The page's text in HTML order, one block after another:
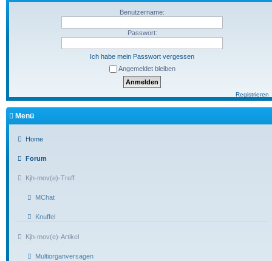
Benutzername:
Passwort:
Ich habe mein Passwort vergessen
Angemeldet bleiben
Registrieren
Menü
Home
Forum
Kjh-mov(e)-Treff
MChat
Knuffel
Kjh-mov(e)-Artikel
Multiorganversagen